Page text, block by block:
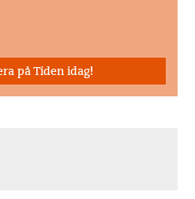
på Tiden idag!